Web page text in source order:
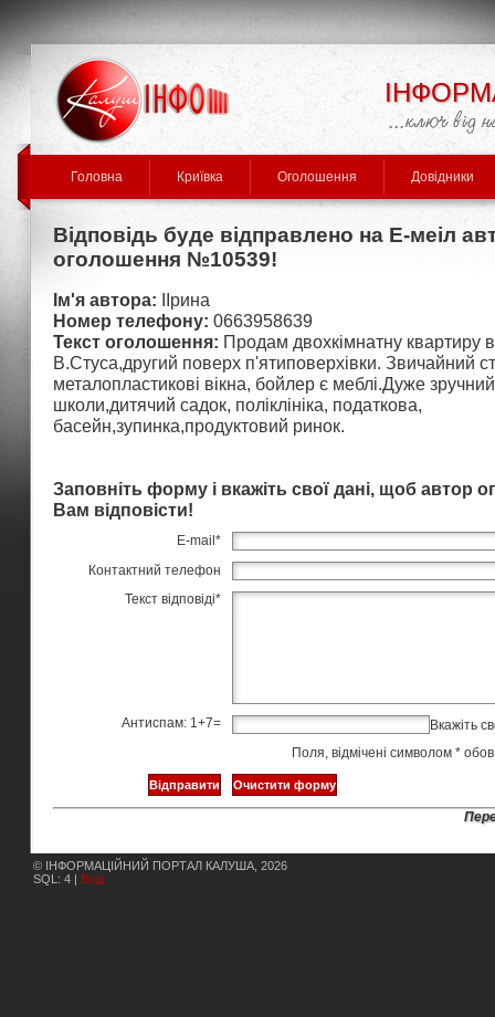
Головна Криївка Оголошення Довідники
Відповідь буде відправлено на Е-меіл
оголошення №10539!
Ім'я автора: ІІрина
Номер телефону: 0663958639
Текст оголошення: Продам двохкімнатну квартиру
В.Стуса,другий поверх п'ятиповерхівки. Звичайний
металопластикові вікна, бойлер є меблі.Дуже
школи,дитячий садок, поліклініка, податкова,
басейн,зупинка,продуктовий ринок.
Заповніть форму і вкажіть свої дані, щоб автор
Вам відповісти!
E-mail *
Контактний телефон
Текст відповіді*
Антиспам: 1+7=
Вкажіть
Поля, відмічені символом *
© ІНФОРМАЦІЙНИЙ ПОРТАЛ КАЛУША, 2026
SQL: 4 | Вхід